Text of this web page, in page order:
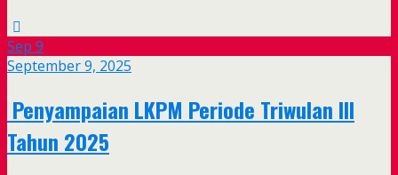
Sep 9
September 9, 2025
Penyampaian LKPM Periode Triwulan III
Tahun 2025